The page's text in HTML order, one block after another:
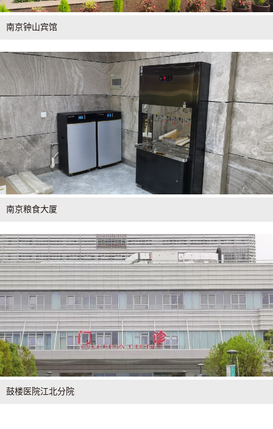
南京钟山宾馆
南京粮食大厦
鼓楼医院江北分院